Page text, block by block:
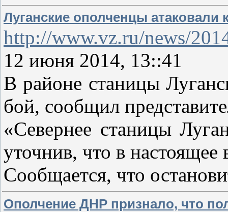
Луганские ополченцы атаковали
http://www.vz.ru/news/
12 июня 2014, 13::41
В районе станицы
бой, сообщил
«Севернее станицы
уточнив, что в
Сообщается, что
Ополчение ДНР признало, что